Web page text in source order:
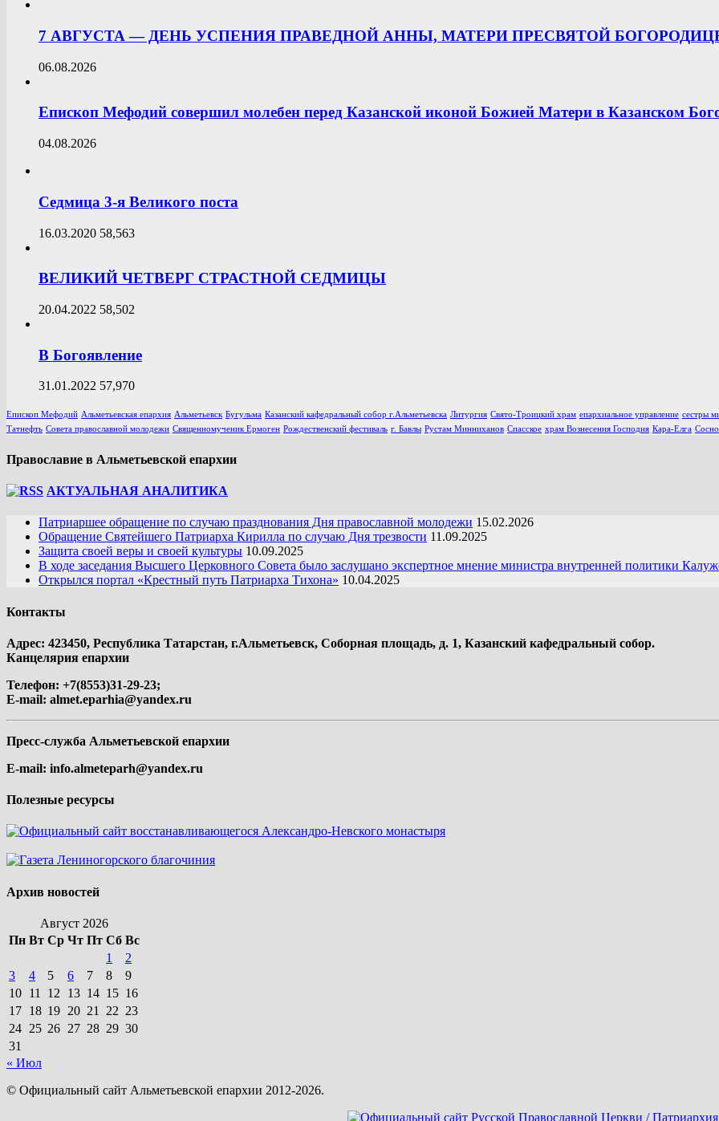
7 АВГУСТА — ДЕНЬ УСПЕНИЯ ПРАВЕДНОЙ АННЫ, МАТЕРИ ПРЕСВЯТОЙ
06.08.2026
Епископ Мефодий совершил молебен перед Казанской иконой Божией Матери в Казанском
04.08.2026
Седмица 3-я Великого поста
16.03.2020 58,563
ВЕЛИКИЙ ЧЕТВЕРГ СТРАСТНОЙ СЕДМИЦЫ
20.04.2022 58,502
В Богоявление
31.01.2022 57,970
Епископ Мефодий Альметьевская епархия Альметьевск Бугульма Казанский кафедральный собор г.Альметьевска Литургия Свято-Троицкий храм епархиальное управление сестры
Татнефть Совета православной молодежи Священномученик Ермоген Рождественский фестиваль г. Бавлы Рустам Минниханов Спасское храм Вознесения Господня Кара-Елга
Православие в Альметьевской епархии
АКТУАЛЬНАЯ АНАЛИТИКА
Патриаршее обращение по случаю празднования Дня православной молодежи 15.02.2026
Обращение Святейшего Патриарха Кирилла по случаю Дня трезвости 11.09.2025
Защита своей веры и своей культуры 10.09.2025
В ходе заседания Высшего Церковного Совета было заслушано экспертное мнение министра внутренней политики
Открылся портал «Крестный путь Патриарха Тихона» 10.04.2025
Контакты
Адрес: 423450, Республика Татарстан, г.Альметьевск, Соборная площадь, д. 1, Казанский кафедральный собор.
Канцелярия епархии
Телефон: +7(8553)31-29-23;
E-mail: almet.eparhia@yandex.ru
Пресс-служба Альметьевской епархии
E-mail: info.almeteparh@yandex.ru
Полезные ресурсы
Архив новостей
Август 2026
Пн Вт Ср Чт Пт Сб Вс
1
2
3
4 5 6 7 8
9
10 11 12 13 14 15 16
17 18 19 20 21 22 23
24 25 26 27 28 29 30
31
« Июл
© Официальный сайт Альметьевской епархии 2012-2026.